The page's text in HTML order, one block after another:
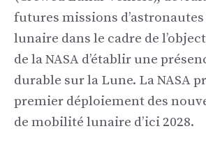
futures missions d’astronautes
lunaire dans le cadre de
de la NASA d’établir une
durable sur la Lune. La NASA
premier déploiement des
de mobilité lunaire d’ici 2028.